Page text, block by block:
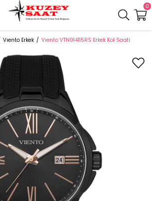
0
Vıento Erkek Vıento VTN014115RS Erkek Kol Saati